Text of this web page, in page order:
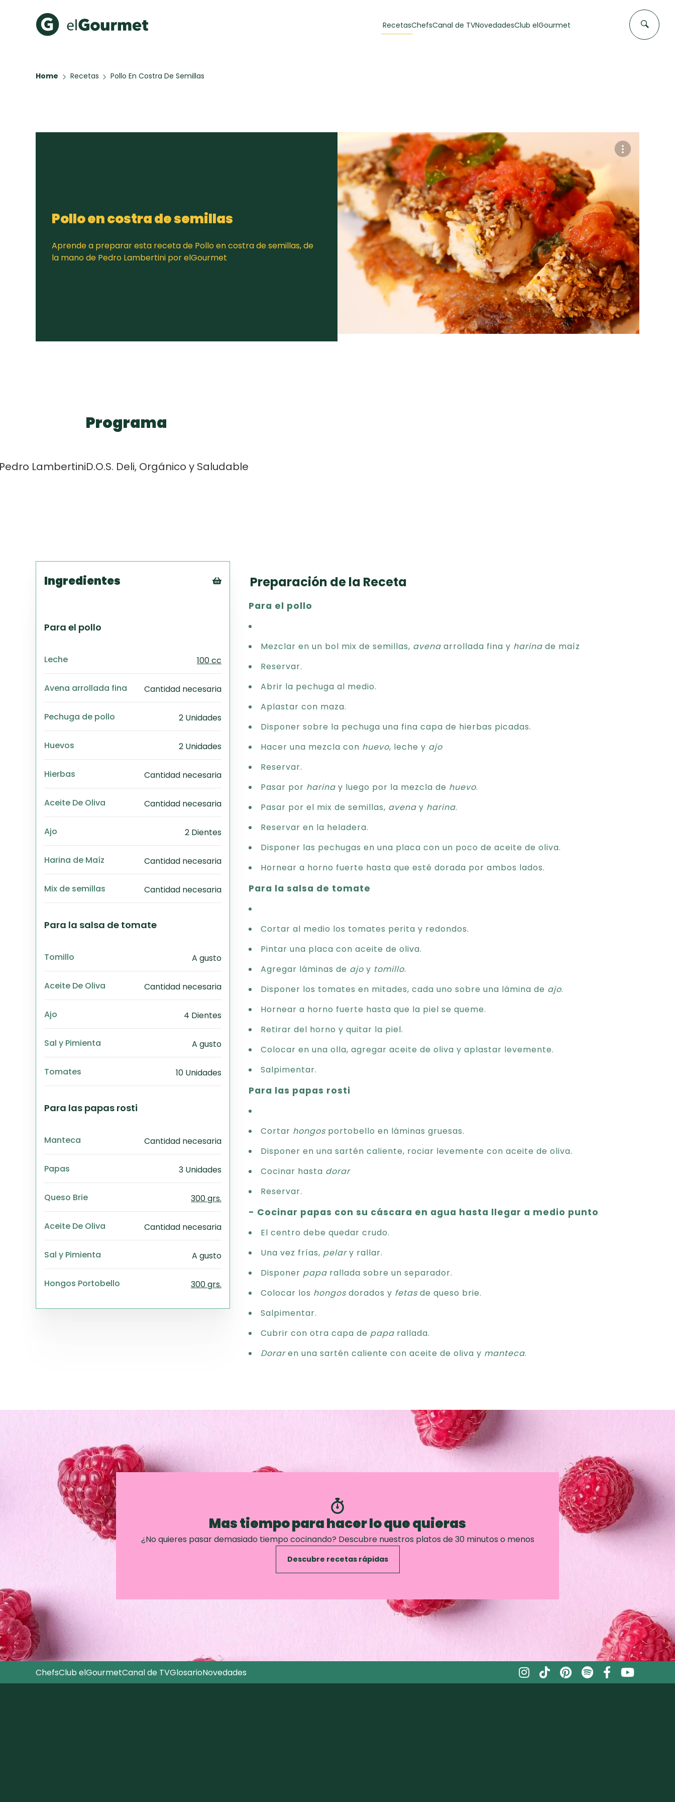
Recetas
Chocolate
Toast de trucha
curada y queso
casero
30 min
EMPANADAS DE
CARNE
60 min
FLAN CASERO
50 min
ChefsCanal de TVNovedadesClub elGourmet
Home Recetas Pollo En Costra De Semillas
Pollo en costra de semillas
Aprende a preparar esta receta de Pollo en costra de semillas, de
la mano de Pedro Lambertini por elGourmet
Lambertini
Programa
D.O.S. Deli, Orgánico y Saludable
Ingredientes
Para el pollo
Leche 100 cc
Avena arrollada fina Cantidad necesaria
Pechuga de pollo 2 Unidades
Huevos 2 Unidades
Hierbas Cantidad necesaria
Aceite De Oliva Cantidad necesaria
Ajo 2 Dientes
Harina de Maíz Cantidad necesaria
Mix de semillas Cantidad necesaria
Para la salsa de tomate
Tomillo A gusto
Aceite De Oliva Cantidad necesaria
Ajo 4 Dientes
Sal y Pimienta A gusto
Tomates 10 Unidades
Para las papas rosti
Manteca Cantidad necesaria
Papas 3 Unidades
Queso Brie 300 grs.
Aceite De Oliva Cantidad necesaria
Sal y Pimienta A gusto
Hongos Portobello 300 grs.
Preparación de la Receta
Para el pollo
Mezclar en un bol mix de semillas, avena arrollada fina y harina de maíz
Reservar.
Abrir la pechuga al medio.
Aplastar con maza.
Disponer sobre la pechuga una fina capa de hierbas picadas.
Hacer una mezcla con huevo, leche y ajo
Reservar.
Pasar por harina y luego por la mezcla de huevo.
Pasar por el mix de semillas, avena y harina.
Reservar en la heladera.
Disponer las pechugas en una placa con un poco de aceite de oliva.
Hornear a horno fuerte hasta que esté dorada por ambos lados.
Para la salsa de tomate
Cortar al medio los tomates perita y redondos.
Pintar una placa con aceite de oliva.
Agregar láminas de ajo y tomillo.
Disponer los tomates en mitades, cada uno sobre una lámina de ajo.
Hornear a horno fuerte hasta que la piel se queme.
Retirar del horno y quitar la piel.
Colocar en una olla, agregar aceite de oliva y aplastar levemente.
Salpimentar.
Para las papas rosti
Cortar hongos portobello en láminas gruesas.
Disponer en una sartén caliente, rociar levemente con aceite de oliva.
Cocinar hasta dorar
Reservar.
- Cocinar papas con su cáscara en agua hasta llegar a medio punto
El centro debe quedar crudo.
Una vez frías, pelary rallar.
Disponer papa rallada sobre un separador.
Colocar los hongos dorados y fetas de queso brie.
Salpimentar.
Cubrir con otra capa de papa rallada.
Doraren una sartén caliente con aceite de oliva y manteca.
Mas tiempo para hacer lo que quieras
¿No quieres pasar demasiado tiempo cocinando? Descubre nuestros platos de 30 minutos o menos
Descubre recetas rápidas
ChefsClub elGourmetCanal de TVGlosarioNovedades